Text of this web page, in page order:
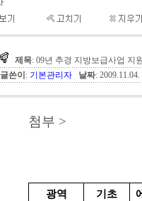
제목: 09년 추경 지방보급사업 지
글쓴이 : 기본관리자 날짜:
첨부 >
광역 기초